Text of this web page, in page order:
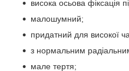
висока осьова фіксація
малошумний;
придатний для високої
з нормальним
мале тертя;